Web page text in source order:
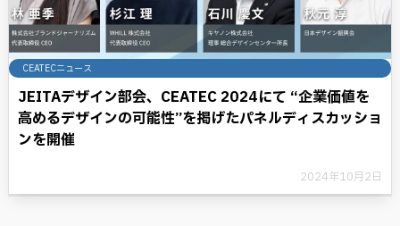
CEATECニュース
JEITAデザイン部会、CEATEC 2024にて “企業価値を
高めるデザインの可能性”を掲げたパネルディスカッショ
ンを開催
2024年10月2日